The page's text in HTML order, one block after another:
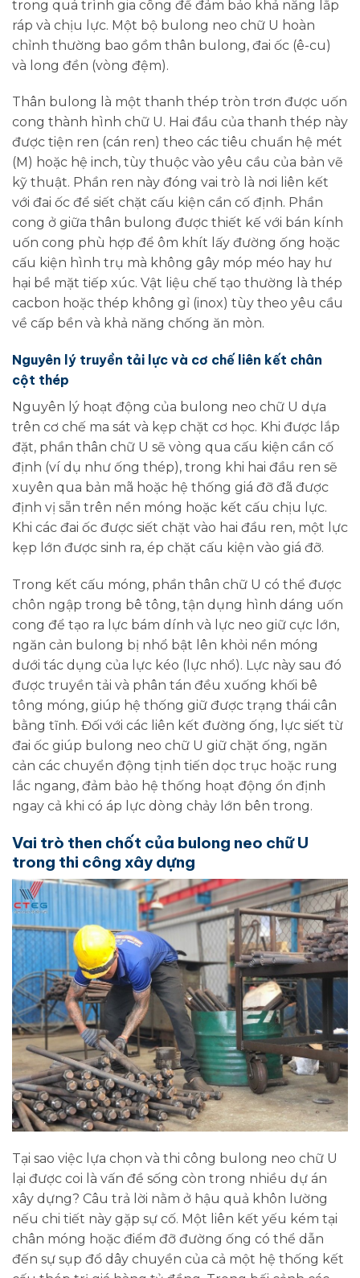
trong quá trình gia công để đảm bảo khả năng lắp
ráp và chịu lực. Một bộ bulong neo chữ U hoàn
chỉnh thường bao gồm thân bulong, đai ốc (ê-cu)
và long đền (vòng đệm).
Thân bulong là một thanh thép tròn trơn được uốn
cong thành hình chữ U. Hai đầu của thanh thép này
được tiện ren (cán ren) theo các tiêu chuẩn hệ mét
(M) hoặc hệ inch, tùy thuộc vào yêu cầu của bản vẽ
kỹ thuật. Phần ren này đóng vai trò là nơi liên kết
với đai ốc để siết chặt cấu kiện cần cố định. Phần
cong ở giữa thân bulong được thiết kế với bán kính
uốn cong phù hợp để ôm khít lấy đường ống hoặc
cấu kiện hình trụ mà không gây móp méo hay hư
hại bề mặt tiếp xúc. Vật liệu chế tạo thường là thép
cacbon hoặc thép không gỉ (inox) tùy theo yêu cầu
về cấp bền và khả năng chống ăn mòn.
Nguyên lý truyền tải lực và cơ chế liên kết chân
cột thép
Nguyên lý hoạt động của bulong neo chữ U dựa
trên cơ chế ma sát và kẹp chặt cơ học. Khi được lắp
đặt, phần thân chữ U sẽ vòng qua cấu kiện cần cố
định (ví dụ như ống thép), trong khi hai đầu ren sẽ
xuyên qua bản mã hoặc hệ thống giá đỡ đã được
định vị sẵn trên nền móng hoặc kết cấu chịu lực.
Khi các đai ốc được siết chặt vào hai đầu ren, một lực
kẹp lớn được sinh ra, ép chặt cấu kiện vào giá đỡ.
Trong kết cấu móng, phần thân chữ U có thể được
chôn ngập trong bê tông, tận dụng hình dáng uốn
cong để tạo ra lực bám dính và lực neo giữ cực lớn,
ngăn cản bulong bị nhổ bật lên khỏi nền móng
dưới tác dụng của lực kéo (lực nhổ). Lực này sau đó
được truyền tải và phân tán đều xuống khối bê
tông móng, giúp hệ thống giữ được trạng thái cân
bằng tĩnh. Đối với các liên kết đường ống, lực siết từ
đai ốc giúp bulong neo chữ U giữ chặt ống, ngăn
cản các chuyển động tịnh tiến dọc trục hoặc rung
lắc ngang, đảm bảo hệ thống hoạt động ổn định
ngay cả khi có áp lực dòng chảy lớn bên trong.
Vai trò then chốt của bulong neo chữ U
trong thi công xây dựng
Tại sao việc lựa chọn và thi công bulong neo chữ U
lại được coi là vấn đề sống còn trong nhiều dự án
xây dựng? Câu trả lời nằm ở hậu quả khôn lường
nếu chi tiết này gặp sự cố. Một liên kết yếu kém tại
chân móng hoặc điểm đỡ đường ống có thể dẫn
đến sự sụp đổ dây chuyền của cả một hệ thống kết